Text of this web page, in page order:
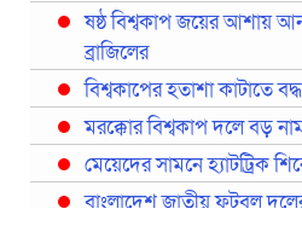
ষষ্ঠ বিশ্বকাপ জয়ের আশায়
ব্রাজিলের
বিশ্বকাপের হতাশা কাটাতে
মরক্কোর বিশ্বকাপ দলে বড়
মেয়েদের সামনে হ্যাটট্রিক
বাংলাদেশ জাতীয় ফুটবল